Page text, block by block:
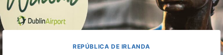
REPÚBLICA DE IRLANDA